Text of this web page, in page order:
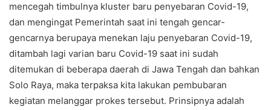
mencegah timbulnya kluster baru penyebaran Covid-19,
dan mengingat Pemerintah saat ini tengah gencar-
gencarnya berupaya menekan laju penyebaran Covid-19,
ditambah lagi varian baru Covid-19 saat ini sudah
ditemukan di beberapa daerah di Jawa Tengah dan bahkan
Solo Raya, maka terpaksa kita lakukan pembubaran
kegiatan melanggar prokes tersebut. Prinsipnya adalah